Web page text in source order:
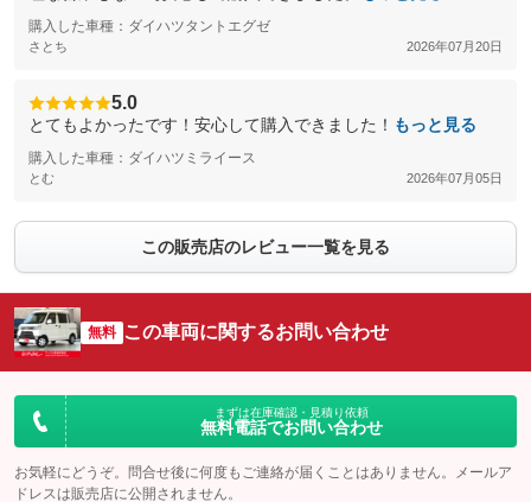
購入した車種：ダイハツタントエグゼ
さとち 2026年07月20日
5.0
とてもよかったです！安心して購入できました！ もっと見る
購入した車種：ダイハツミライース
とむ 2026年07月05日
この販売店のレビュー一覧を見る
無料 この車両に関するお問い合わせ
まずは在庫確認・見積り依頼
無料電話でお問い合わせ
お気軽にどうぞ。問合せ後に何度もご連絡が届くことはありません。メールア
ドレスは販売店に公開されません。